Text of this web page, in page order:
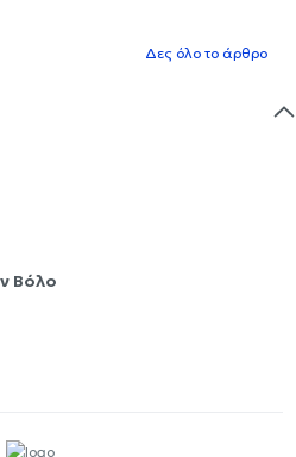
Δες όλο το άρθρο
Βόλο